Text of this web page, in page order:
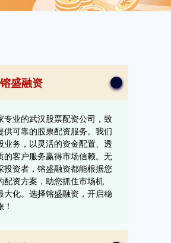
镕盛融资
专业的武汉股票配资公司，致
供可靠的股票配资服务。我们
业务，以灵活的资金配置、透
的客户服务赢得市场信赖。无
投资者，镕盛融资都能根据您
配资方案，助您抓住市场机
大化。选择镕盛融资，开启稳